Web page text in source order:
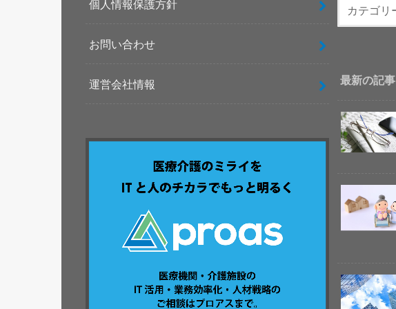
個人情報保護方針
お問い合わせ
運営会社情報 最新の記事